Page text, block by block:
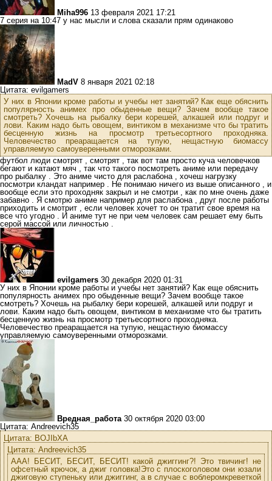
Miha996 13 февраля 2021 17:21
7 серия на 10:47 у нас мысли и слова сказали прям одинаково
MadV 8 января 2021 02:18
Цитата: evilgamers
У них в Японии кроме работы и учебы нет занятий? Как еще обяснить
популярность анимех про обыденные вещи? Зачем вообще такое
смотреть? Хочешь на рыбалку бери корешей, алкашей или подруг и
лови. Каким надо быть овощем, винтиком в механизме что бы тратить
бесценную жизнь на просмотр третьесортного проходняка.
Человечество преаращается на тупую, нещастную биомассу
управляемую самоуверенными отморозками.
футбол люди смотрят , смотрят , так вот там просто куча человечков
бегают и катают мяч , так что такого посмотреть аниме или передачу
про рыбалку . Это аниме чисто для раслабона , хочеш нагрузку
посмотри кландат например . Не понимаю ничего из выше описанного , и
вообще если это проходняк закрыл и не смотри , как по мне очень даже
забавно . Я смотрю аниме например для раслабона , друг после работы
приходить и смотрит , если человек хочет то он тратит свое время на
все что угодно . И аниме тут не при чем человек сам решает ему быть
серой массой или личностью .
evilgamers 30 декабря 2020 01:31
У них в Японии кроме работы и учебы нет занятий? Как еще обяснить
популярность анимех про обыденные вещи? Зачем вообще такое
смотреть? Хочешь на рыбалку бери корешей, алкашей или подруг и
лови. Каким надо быть овощем, винтиком в механизме что бы тратить
бесценную жизнь на просмотр третьесортного проходняка.
Человечество преаращается на тупую, нещастную биомассу
управляемую самоуверенными отморозками.
Вредная_работа 30 октября 2020 03:00
Цитата: Andreevich35
Цитата: BOJIbXA
Цитата: Andreevich35
ААА! БЕСИТ, БЕСИТ, БЕСИТ! какой джиггинг?! Это твичинг! не
офсетный крючок, а джиг головка!Это с плоскоголовом они юзали
джиговую ступеньку или джиггинг, а в случае с воблеромкреветкой